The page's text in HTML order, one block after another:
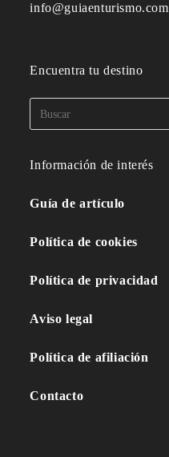
info@guiaenturismo.com
Encuentra tu destino
Información de interés
Guía de artículo
Política de cookies
Política de privacidad
Aviso legal
Política de afiliación
Contacto